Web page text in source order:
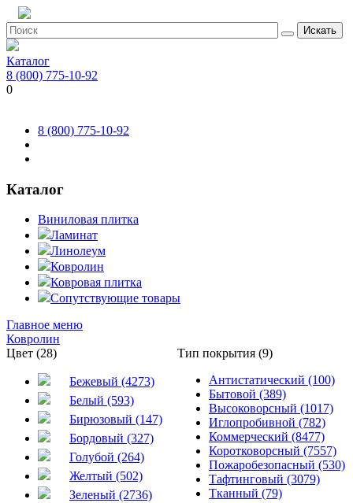
Искать
Каталог
8 (800) 775-10-92
0
8 (800) 775-10-92
Каталог
Виниловая плитка
Ламинат
Линолеум
Ковролин
Ковровая плитка
Сопутствующие товары
Главное меню
Ковролин
Цвет (28)
Бежевый (4273)
Белый (593)
Бирюзовый (147)
Бордовый (327)
Голубой (264)
Желтый (502)
Зеленый (2736)
Тип покрытия (9)
Антистатический (100)
Бытовой (389)
Высоковорсный (1017)
Иглопробивной (782)
Коммерческий (8477)
Коротковорсный (7557)
Пожаробезопасный (530)
Тафтинговый (3079)
Тканный (79)